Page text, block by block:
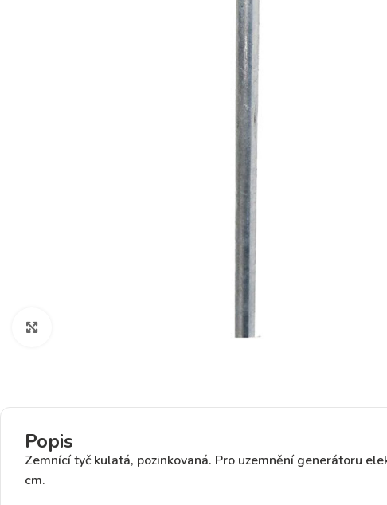
Popis
Zemnící tyč kulatá, pozinkovaná. Pro uzemnění generátoru
cm.